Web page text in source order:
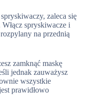
zaleca się
spryskiwacze i
na przednią
zamknąć maskę
jednak zauważysz
wszystkie
prawidłowo